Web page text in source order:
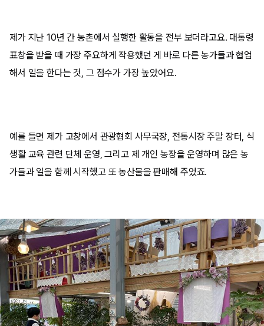
제가 지난 10년 간 농촌에서 실행한 활동을 전부 보더라고요. 대통령
표창을 받을 때 가장 주요하게 작용했던 게 바로 다른 농가들과 협업
해서 일을 한다는 것, 그 점수가 가장 높았어요.
예를 들면 제가 고창에서 관광협회 사무국장, 전통시장 주말 장터, 식
생활 교육 관련 단체 운영, 그리고 제 개인 농장을 운영하며 많은 농
가들과 일을 함께 시작했고 또 농산물을 판매해 주었죠.